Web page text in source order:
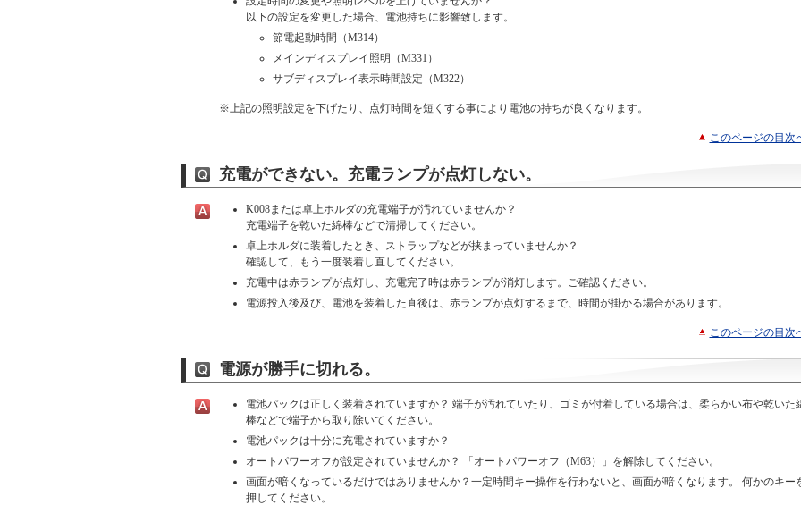
以下の設定を変更した場合、電池持ちに影響致します。
節電起動時間（M314）
メインディスプレイ照明（M331）
サブディスプレイ表示時間設定（M322）
※上記の照明設定を下げたり、点灯時間を短くする事により電池の持ちが良くなります。
このページの目次
充電ができない。充電ランプが点灯しない。
K008または卓上ホルダの充電端子が汚れていませんか？
充電端子を乾いた綿棒などで清掃してください。
卓上ホルダに装着したとき、ストラップなどが挟まっていませんか？
確認して、もう一度装着し直してください。
充電中は赤ランプが点灯し、充電完了時は赤ランプが消灯します。ご確認ください。
電源投入後及び、電池を装着した直後は、赤ランプが点灯するまで、時間が掛かる場合があります。
このページの目次
電源が勝手に切れる。
電池パックは正しく装着されていますか？ 端子が汚れていたり、ゴミが付着している場合は、柔らかい布や乾いた
棒などで端子から取り除いてください。
電池パックは十分に充電されていますか？
オートパワーオフが設定されていませんか？ 「オートパワーオフ（M63）」を解除してください。
画面が暗くなっているだけではありませんか？一定時間キー操作を行わないと、画面が暗くなります。 何かのキー
押してください。